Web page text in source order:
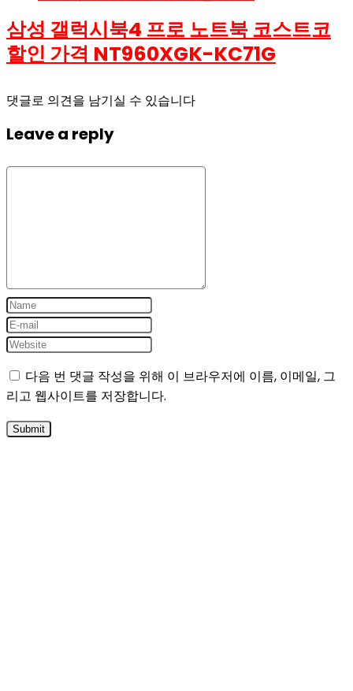
삼성 갤럭시북4 프로 노트북 코스트코
할인 가격 NT960XGK-KC71G
댓글로 의견을 남기실 수 있습니다
Leave a reply
다음 번 댓글 작성을 위해 이 브라우저에 이름, 이메일, 그
리고 웹사이트를 저장합니다.